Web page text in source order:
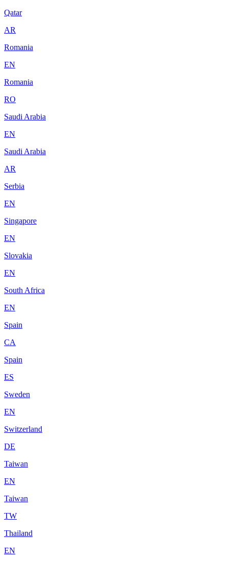
Qatar
AR
Romania
EN
Romania
RO
Saudi Arabia
EN
Saudi Arabia
AR
Serbia
EN
Singapore
EN
Slovakia
EN
South Africa
EN
Spain
CA
Spain
ES
Sweden
EN
Switzerland
DE
Taiwan
EN
Taiwan
TW
Thailand
EN